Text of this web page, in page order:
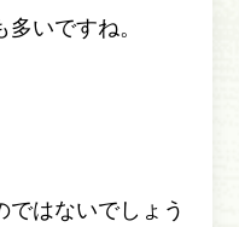
いですね。
ではないでしょう